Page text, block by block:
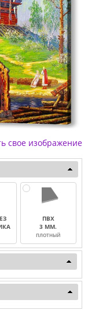
свое изображение
ПВХ
3 ММ.
ПЛОТНЫЙ